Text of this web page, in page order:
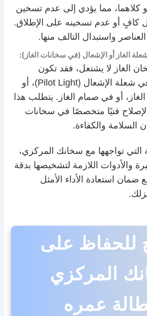
كلاهما، مما يؤدي إلى عدم تسخين
كافٍ أو عدم تسخينه على الإطلاق.
واستبدال التالف منها.
الغاز أو الإشعال (في سخانات الغاز):
الغاز لا يشتعل، فقد تكون
المشكلة في شعلة الإشعال (Pilot Light)، أو
أو في صمام الغاز. يتطلب هذا
فنيًا متخصصًا في سخانات
السلامة والكفاءة.
التي تواجهها مع سخانك المركزي،
والأدوات اللازمة لتشخيصها بدقة
ضمان استعادة الأداء الأمثل
للحفاظ على
المركزي
عمره